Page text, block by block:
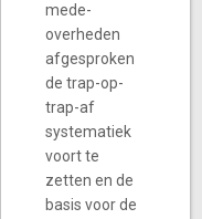
mede-
overheden
afgesproken
de trap-op-
trap-af
systematiek
voort te
zetten en de
basis voor de